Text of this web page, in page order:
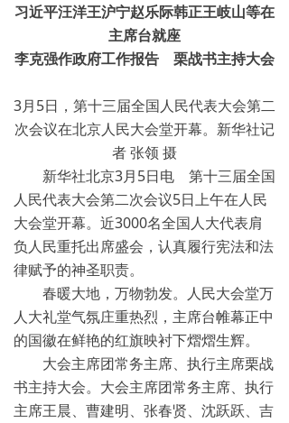
习近平汪洋王沪宁赵乐际韩正王岐山等在
主席台就座
李克强作政府工作报告 栗战书主持大会
3月5日，第十三届全国人民代表大会第二
次会议在北京人民大会堂开幕。新华社记
者 张领 摄
新华社北京3月5日电 第十三届全国
人民代表大会第二次会议5日上午在人民
大会堂开幕。近3000名全国人大代表肩
负人民重托出席盛会，认真履行宪法和法
律赋予的神圣职责。
春暖大地，万物勃发。人民大会堂万
人大礼堂气氛庄重热烈，主席台帷幕正中
的国徽在鲜艳的红旗映衬下熠熠生辉。
大会主席团常务主席、执行主席栗战
书主持大会。大会主席团常务主席、执行
主席王晨、曹建明、张春贤、沈跃跃、吉